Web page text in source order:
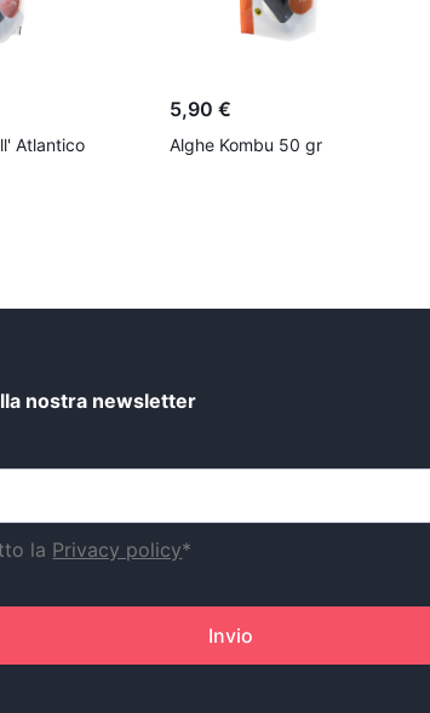
Atlantico
5,90 €
Alghe Kombu 50 gr
nostra newsletter
la Privacy policy*
Invio